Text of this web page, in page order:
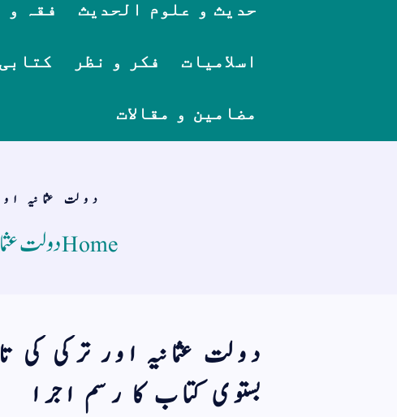
حدیث و علوم الحدیث فقہ و
اسلامیات فکر و نظر
مضامین و مقالات
دولت عثمانیہ
Homeدولت
دولت عثمانیہ اور ترکی کی
بستوی کتاب کا رسم اجرا